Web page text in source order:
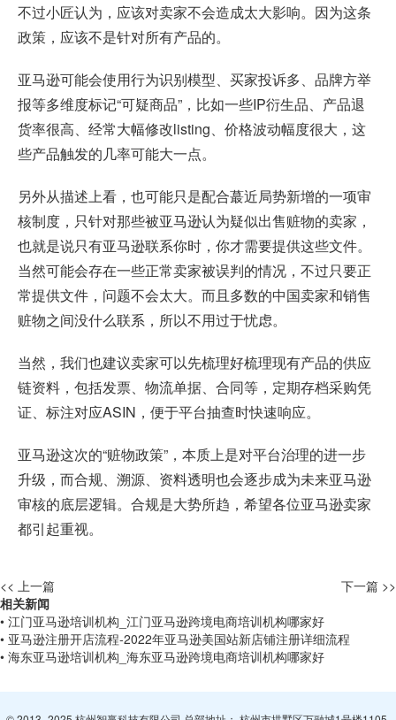
不过小匠认为，应该对卖家不会造成太大影响。因为这条
政策，应该不是针对所有产品的。
亚马逊可能会使用行为识别模型、买家投诉多、品牌方举
报等多维度标记“可疑商品”，比如一些IP衍生品、产品退
货率很高、经常大幅修改listing、价格波动幅度很大，这
些产品触发的几率可能大一点。
另外从描述上看，也可能只是配合蕞近局势新增的一项审
核制度，只针对那些被亚马逊认为疑似出售赃物的卖家，
也就是说只有亚马逊联系你时，你才需要提供这些文件。
当然可能会存在一些正常卖家被误判的情况，不过只要正
常提供文件，问题不会太大。而且多数的中国卖家和销售
赃物之间没什么联系，所以不用过于忧虑。
当然，我们也建议卖家可以先梳理好梳理现有产品的供应
链资料，包括发票、物流单据、合同等，定期存档采购凭
证、标注对应ASIN，便于平台抽查时快速响应。
亚马逊这次的“赃物政策”，本质上是对平台治理的进一步
升级，而合规、溯源、资料透明也会逐步成为未来亚马逊
审核的底层逻辑。合规是大势所趋，希望各位亚马逊卖家
都引起重视。
<< 上一篇
下一篇 >>
相关新闻
• 江门亚马逊培训机构_江门亚马逊跨境电商培训机构哪家好
• 亚马逊注册开店流程-2022年亚马逊美国站新店铺注册详细流程
• 海东亚马逊培训机构_海东亚马逊跨境电商培训机构哪家好